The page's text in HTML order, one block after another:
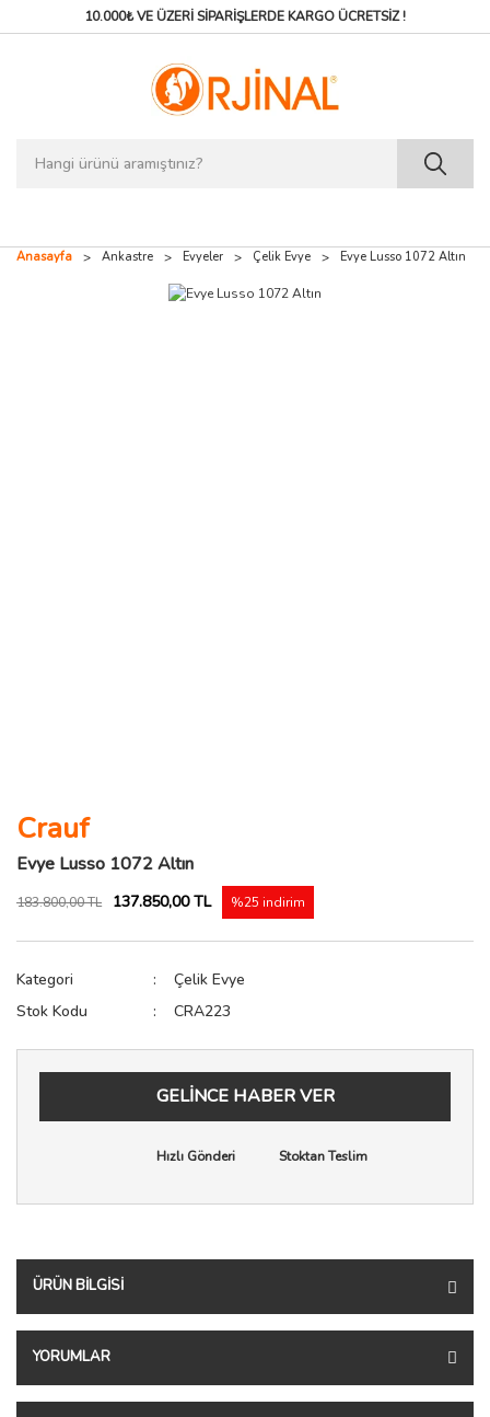
10.000₺ VE ÜZERİ SİPARİŞLERDEKARGO ÜCRETSİZ !
Anasayfa Ankastre Evyeler Çelik Evye Evye Lusso 1072 Altın
Crauf
Evye Lusso 1072 Altın
183.800,00 TL 137.850,00 TL %25 indirim
Kategori
Çelik Evye
Stok Kodu
CRA223
GELİNCE HABER VER
Hızlı Gönderi Stoktan Teslim
ÜRÜN BILGISI
YORUMLAR